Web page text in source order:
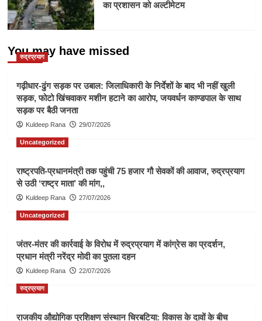
का प्रशासन को अल्टीमेटम
You may have missed
रुद्रप्रयाग
गढ़ीधार-ढुंग सड़क पर उबाल: जिलाधिकारी के निर्देशों के बाद भी नहीं खुली
सड़क, फोटो खिंचवाकर मशीन हटाने का आरोप, जयवर्धन काण्डपाल के साथ
सड़क पर बैठी जनता
Kuldeep Rana 29/07/2026
Uncategorized
राष्ट्रपति-प्रधानमंत्री तक पहुंची 75 हजार गौ सेवकों की आवाज, रुद्रप्रयाग
से उठी ‘राष्ट्र माता’ की मांग,,
Kuldeep Rana 27/07/2026
Uncategorized
जंतर-मंतर की कार्रवाई के विरोध में रुद्रप्रयाग में कांग्रेस का प्रदर्शन,
प्रधान मंत्री नरेंद्र मोदी का पुतला दहन
Kuldeep Rana 22/07/2026
रुद्रप्रयाग
राजकीय औद्योगिक प्रशिक्षण संस्थान चिरबटिया: विकास के दावों के बीच